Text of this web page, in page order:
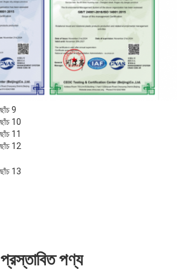
প্রস্তাবিত পণ্য